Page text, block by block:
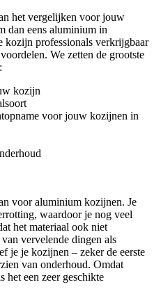
het vergelijken voor jouw
dan eens aluminium in
kozijn professionals verkrijgbaar
We zetten de grootste
kozijn
voor jouw kozijnen in
voor aluminium kozijnen. Je
waardoor je nog veel
het materiaal ook niet
vervelende dingen als
je je kozijnen – zeker de eerste
van onderhoud. Omdat
het een zeer geschikte